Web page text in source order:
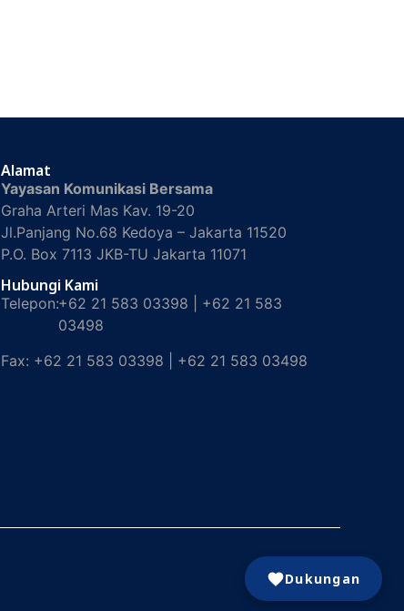
Alamat
Yayasan Komunikasi Bersama
Graha Arteri Mas Kav. 19-20
Jl.Panjang No.68 Kedoya – Jakarta 11520
P.O. Box 7113 JKB-TU Jakarta 11071
Hubungi Kami
Telepon:+62 21 583 03398 | +62 21 583
03498
Fax: +62 21 583 03398 | +62 21 583 03498
Dukungan